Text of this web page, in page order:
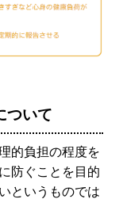
ついて
的負担の程度を
防ぐことを目的
というものでは